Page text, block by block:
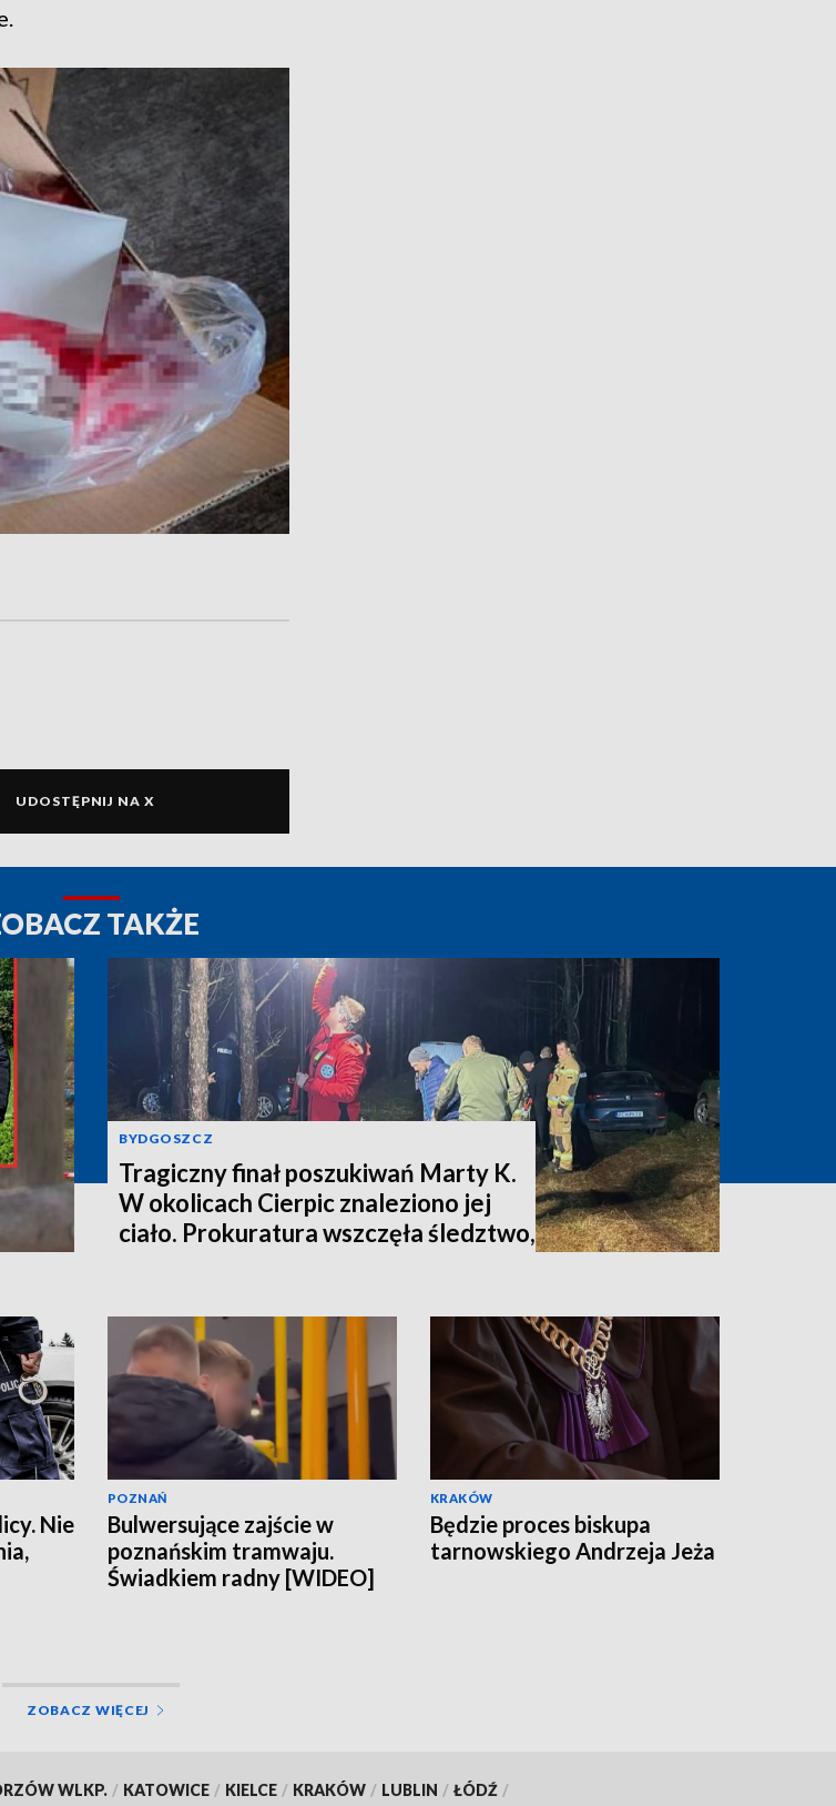
UDOSTĘPNIJ NA X
TAKŻE
BYDGOSZCZ
Tragiczny finał poszukiwań Marty K.
W okolicach Cierpic znaleziono jej
ciało. Prokuratura wszczęła śledztwo,
Nie
POZNAŃ
Bulwersujące zajście w
poznańskim tramwaju.
Świadkiem radny [WIDEO]
KRAKÓW
Będzie proces biskupa
tarnowskiego Andrzeja Jeża
ZOBACZ WIĘCEJ
WLKP. / KATOWICE / KIELCE / KRAKÓW / LUBLIN / ŁÓDŹ /